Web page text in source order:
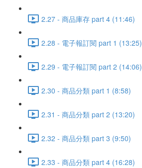
2.27 - 商品庫存 part 4 (11:46)
2.28 - 電子報訂閱 part 1 (13:25)
2.29 - 電子報訂閱 part 2 (14:06)
2.30 - 商品分類 part 1 (8:58)
2.31 - 商品分類 part 2 (13:20)
2.32 - 商品分類 part 3 (9:50)
2.33 - 商品分類 part 4 (16:28)